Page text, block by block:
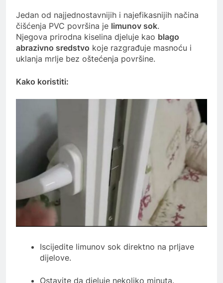
Jedan od najjednostavnijih i najefikasnijih načina
čišćenja PVC površina je limunov sok.
Njegova prirodna kiselina djeluje kao blago
abrazivno sredstvo koje razgrađuje masnoću i
uklanja mrlje bez oštećenja površine.
Kako koristiti:
Iscijedite limunov sok direktno na prljave
dijelove.
Ostavite da djeluje nekoliko minuta.